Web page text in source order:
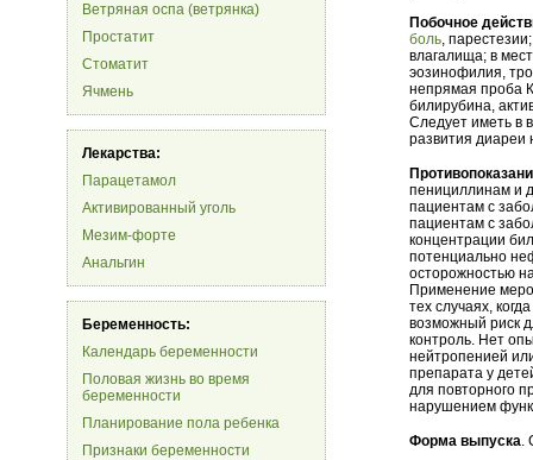
Ветряная оспа (ветрянка)
Простатит
Стоматит
Ячмень
Лекарства:
Парацетамол
Активированный уголь
Мезим-форте
Анальгин
Беременность:
Календарь беременности
Половая жизнь во время
беременности
Планирование пола ребенка
Признаки беременности
Побочное
боль,
влагалища; в
эозинофилия,
непрямая проба
билирубина,
Следует иметь в
развития диареи
пенициллинам и
пациентам с
пациентам с
концентрации
потенциально
осторожностью
Применение
тех случаях,
возможный риск
контроль. Нет
нейтропенией
препарата у
для повторного
нарушением
Форма выпуска.